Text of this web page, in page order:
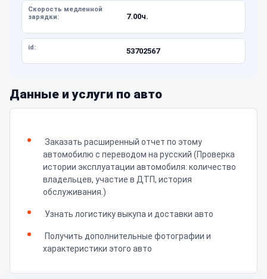
Скорость медленной
зарядки:
7.00ч.
id: 53702567
Данные и услуги по авто
Заказать расширенный отчет по этому
автомобилю с переводом на русский (Проверка
истории эксплуатации автомобиля: количество
владельцев, участие в ДТП, история
обслуживания.)
Узнать логистику выкупа и доставки авто
Получить дополнительные фотографии и
характеристики этого авто